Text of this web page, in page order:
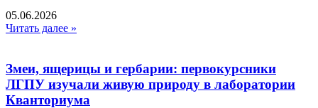
05.06.2026
Читать далее »
Змеи, ящерицы и гербарии: первокурсники
ЛГПУ изучали живую природу в лаборатории
Кванториума